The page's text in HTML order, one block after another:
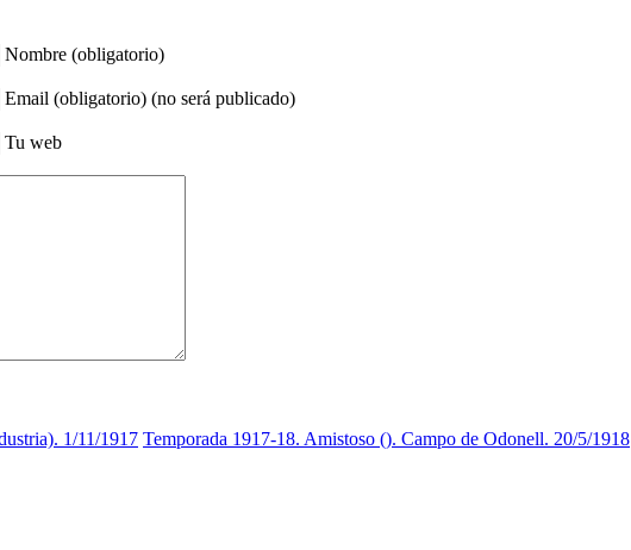
Nombre (obligatorio)
Email (obligatorio) (no será publicado)
Tu web
1/11/1917 Temporada 1917-18. Amistoso (). Campo de Odonell. 20/5/1918